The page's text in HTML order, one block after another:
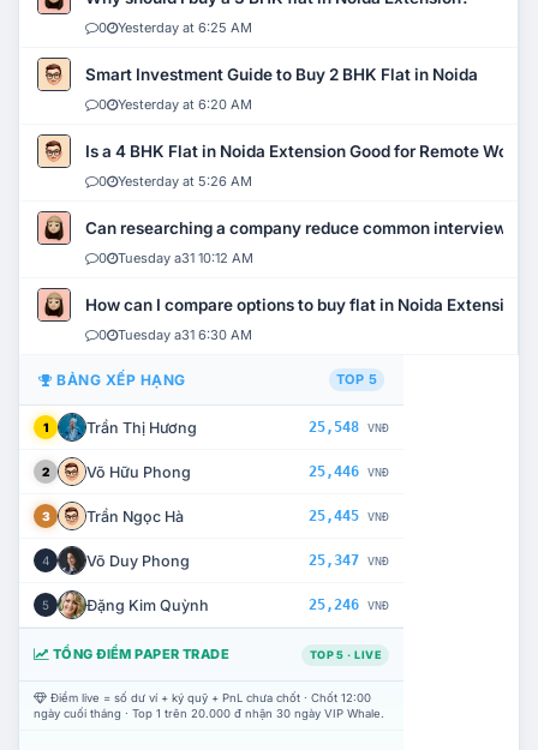
0 Yesterday at 6:25 AM
Smart Investment Guide to Buy 2 BHK Flat in Noida
0 Yesterday at 6:20 AM
Is a 4 BHK Flat in Noida Extension Good for Remote Work?
0 Yesterday at 5:26 AM
Can researching a company reduce common interview
0 Tuesday a31 10:12 AM
How can I compare options to buy flat in Noida Extension?
0 Tuesday a31 6:30 AM
BẢNG XẾP HẠNG TOP 5
1 Trần Thị Hương 25,548 VNĐ
2 Võ Hữu Phong 25,446 VNĐ
3 Trần Ngọc Hà 25,445 VNĐ
4 Võ Duy Phong 25,347 VNĐ
5 Đặng Kim Quỳnh 25,246 VNĐ
TỔNG ĐIỂM PAPER TRADE TOP 5 · LIVE
Điểm live = số dư ví + ký quỹ + PnL chưa chốt · Chốt 12:00
ngày cuối tháng · Top 1 trên 20.000 đ nhận 30 ngày VIP Whale.